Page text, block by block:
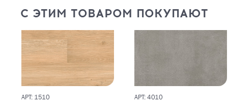
С ЭТИМ ТОВАРОМ ПОКУПАЮТ
АРТ: 1510 АРТ: 4010